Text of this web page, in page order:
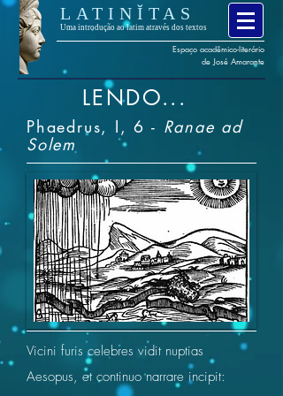
LATINĬTAS
Uma introdução ao latim através dos textos
Espaço acadêmico-literário
de José Amarante
LENDO...
Phaedrus, I, 6 - Ranae ad
Solem
Vicini furis celebres vidit nuptias
Aesopus, et continuo narrare incipit: